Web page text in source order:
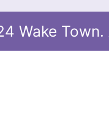
Wake Town.